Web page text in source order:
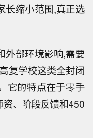
长缩小范围,真正选
外部环境影响,需要
复学校这类全封闭
它的特点在于零手
、阶段反馈和450